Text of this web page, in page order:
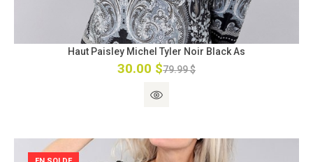
Haut Paisley Michel Tyler Noir Black As
30.00 $79.99 $